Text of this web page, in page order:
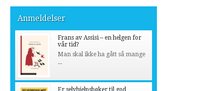
Anmeldelser
Frans av Assisi – en helgen for
vår tid?
Man skal ikke ha gått så mange
...
Er selvhjelpsbøker til god